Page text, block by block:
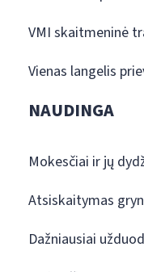
VMI skaitmeninė
Vienas langelis
NAUDINGA
Mokesčiai ir jų
Atsiskaitymas
Dažniausiai